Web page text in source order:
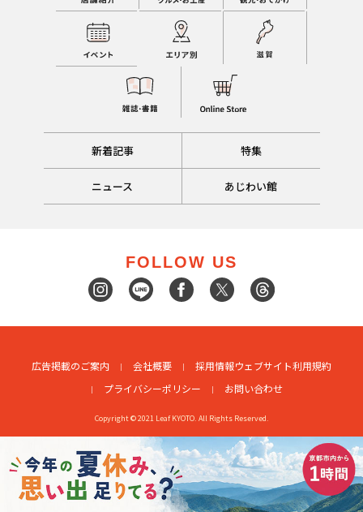
新着記事 特集
ニュース あじわい館
FOLLOW US
広告掲載のご案内 会社概要 採用情報ウェブサイト利用規約
プライバシーポリシー
お問い合わせ
Copyright © 2021 Leaf KYOTO. All Rights Reserved.